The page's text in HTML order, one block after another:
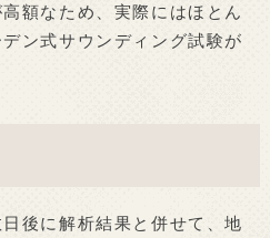
額なため、実際にはほとん
ン式サウンディング試験が
後に解析結果と併せて、地